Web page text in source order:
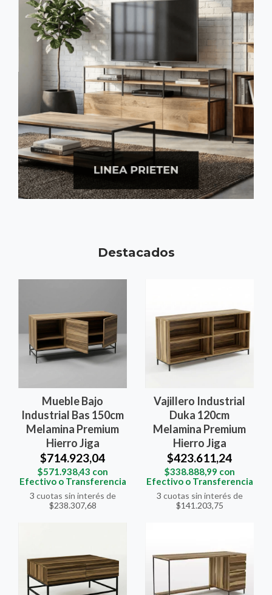
Destacados
Mueble Bajo
Industrial Bas 150cm
Melamina Premium
Hierro Jiga
$714.923,04
$571.938,43 con
Efectivo o Transferencia
3 cuotas sin interés de
$238.307,68
Vajillero Industrial
Duka 120cm
Melamina Premium
Hierro Jiga
$423.611,24
$338.888,99 con
Efectivo o Transferencia
3 cuotas sin interés de
$141.203,75